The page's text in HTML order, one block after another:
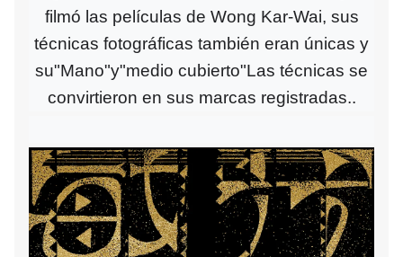
filmó las películas de Wong Kar-Wai, sus
técnicas fotográficas también eran únicas y
su"Mano"y"medio cubierto"Las técnicas se
convirtieron en sus marcas registradas..